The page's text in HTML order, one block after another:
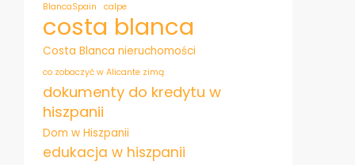
BlancaSpain calpe
costa blanca
Costa Blanca nieruchomości
co zobaczyć w Alicante zimą
dokumenty do kredytu w
hiszpanii
Dom w Hiszpanii
edukacja w hiszpanii